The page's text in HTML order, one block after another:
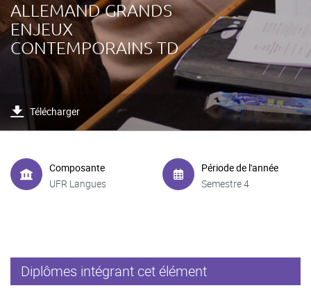
ALLEMAND GRANDS
ENJEUX
CONTEMPORAINS TD
Télécharger
Composante
UFR Langues
Période de l'année
Semestre 4
Diplômes intégrant cet élément